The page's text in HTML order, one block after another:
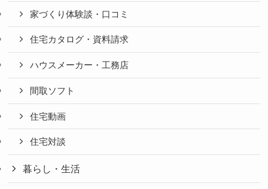
家づくり体験談・口コミ
住宅カタログ・資料請求
ハウスメーカー・工務店
間取ソフト
住宅動画
住宅対談
暮らし・生活